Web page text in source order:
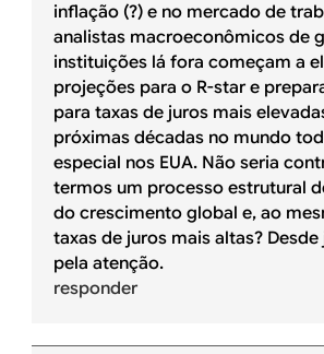
inflação (?) e no mercado de
analistas macroeconômicos de
instituições lá fora começam a
projeções para o R-star e
para taxas de juros mais
próximas décadas no mundo
especial nos EUA. Não seria
termos um processo estrutural
do crescimento global e, ao
taxas de juros mais altas?
pela atenção.
responder